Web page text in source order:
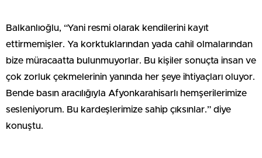
Balkanlıoğlu, “Yani resmi olarak kendilerini kayıt
ettirmemişler. Ya korktuklarından yada cahil olmalarından
bize müracaatta bulunmuyorlar. Bu kişiler sonuçta insan ve
çok zorluk çekmelerinin yanında her şeye ihtiyaçları oluyor.
Bende basın aracılığıyla Afyonkarahisarlı hemşerilerimize
sesleniyorum. Bu kardeşlerimize sahip çıksınlar.” diye
konuştu.